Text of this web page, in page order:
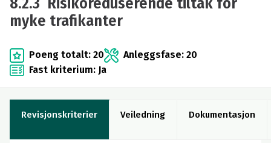
myke trafikanter
Poeng totalt: 20
Anleggsfase: 20
Fast kriterium: Ja
Revisjonskriterier Veiledning Dokumentasjon